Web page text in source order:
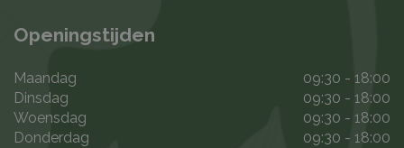
Openingstijden
Maandag
09:30 - 18:00
Dinsdag
09:30 - 18:00
Woensdag
09:30 - 18:00
Donderdag
09:30 - 18:00